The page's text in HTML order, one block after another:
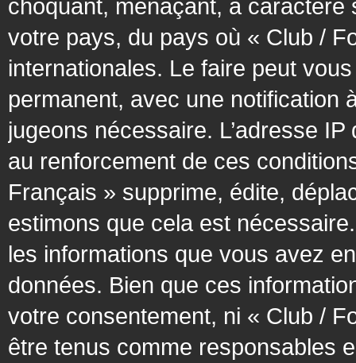
choquant, menaçant, à
votre pays, du pays où « Club /
internationales. Le faire peut
permanent, avec une notification
jugeons nécessaire. L’adresse
au renforcement de ces
Français » supprime, édite,
estimons que cela est
les informations que vous avez
données. Bien que ces
votre consentement, ni « Club /
être tenus comme responsables